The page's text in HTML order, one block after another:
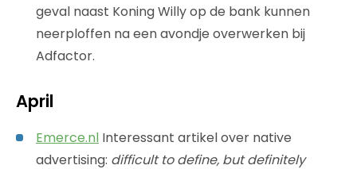
geval naast Koning Willy op de bank kunnen
neerploffen na een avondje overwerken bij
Adfactor.
April
Emerce.nl Interessant artikel over native
advertising: difficult to define, but definitely